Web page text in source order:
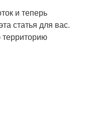
и теперь
статья для вас.